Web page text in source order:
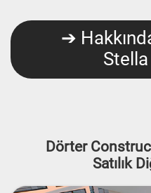
➔
Dörter
Satılık